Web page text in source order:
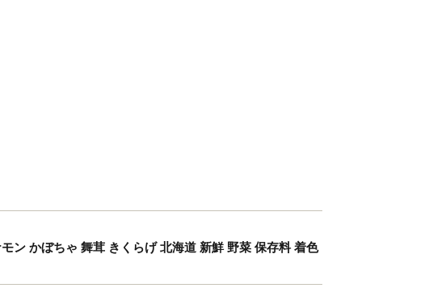
ン かぼちゃ 舞茸 きくらげ 北海道 新鮮 野菜 保存料 着色